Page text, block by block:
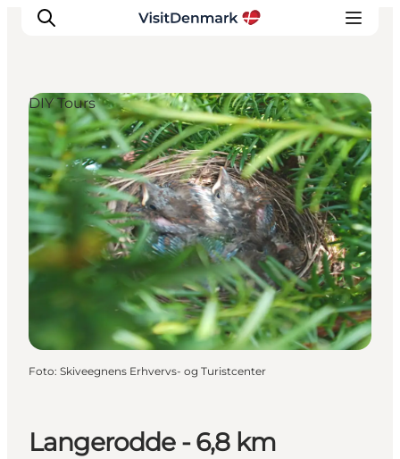
Ispirazioni
Dove andare
Cosa fare
Dove dormire
Pianifica il viaggio
Langerodde - 6,8 km
DIY Tours
Foto: Skiveegnens Erhvervs- og Turistcenter